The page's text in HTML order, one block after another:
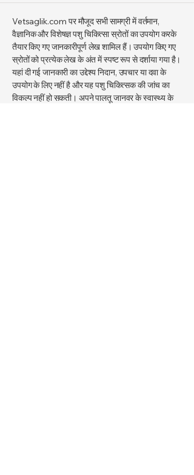
Vetsaglik.com पर मौजूद सभी सामग्री में वर्तमान,
वैज्ञानिक और विशेषज्ञ पशु चिकित्सा स्रोतों का उपयोग करके
तैयार किए गए जानकारीपूर्ण लेख शामिल हैं। उपयोग किए गए
स्रोतों को प्रत्येक लेख के अंत में स्पष्ट रूप से दर्शाया गया है।
यहां दी गई जानकारी का उद्देश्य निदान, उपचार या दवा के
उपयोग के लिए नहीं है और यह पशु चिकित्सक की जांच का
विकल्प नहीं हो सकती। अपने पालतू जानवर के स्वास्थ्य के